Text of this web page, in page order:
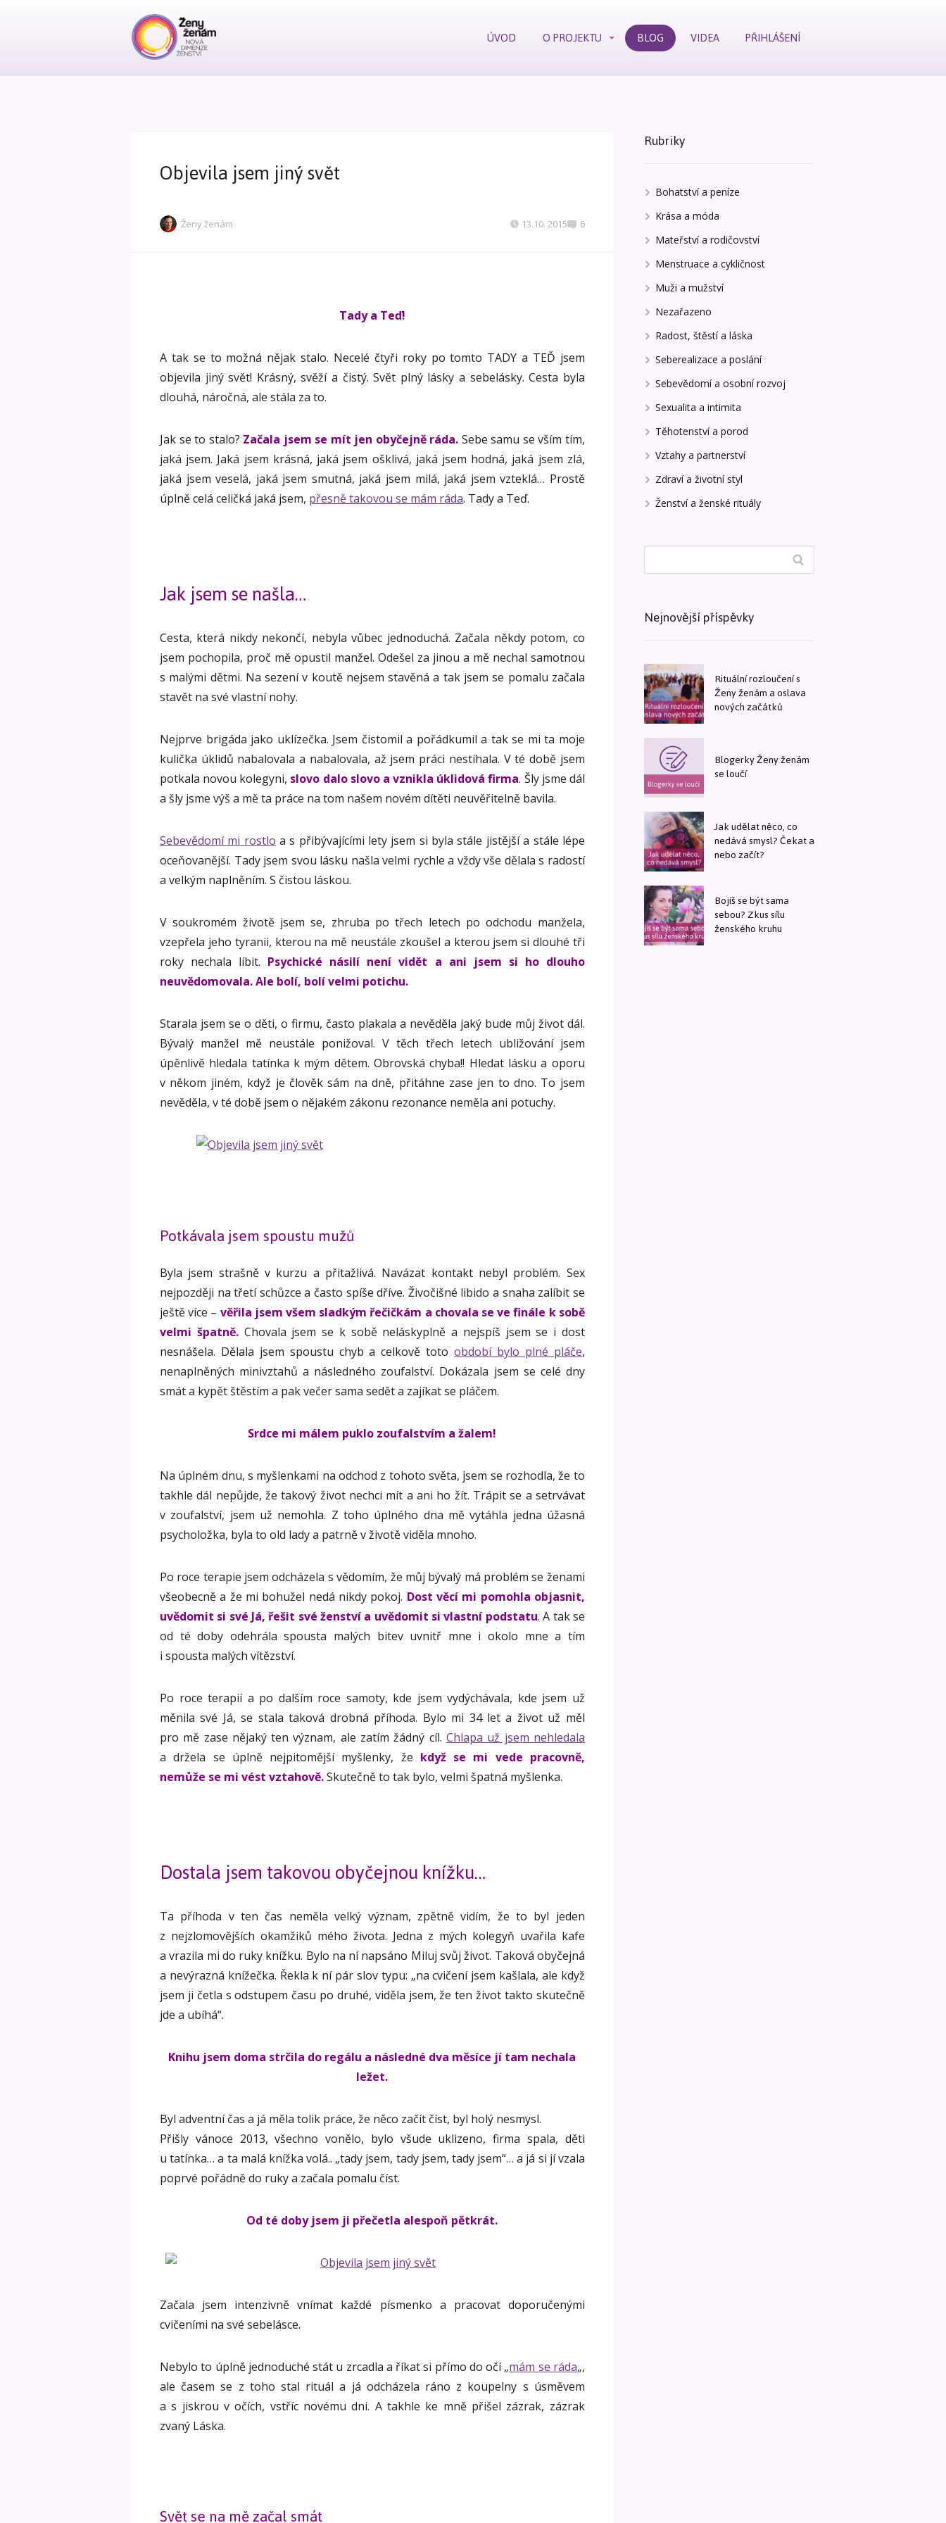
ÚVOD O PROJEKTU BLOG VIDEA PŘIHLÁŠENÍ
Objevila jsem jiný svět
Ženy ženám 13.10. 2015 6
Tady a Teď!
A tak se to možná nějak stalo. Necelé čtyři roky po tomto TADY a TEĎ jsem
objevila jiný svět! Krásný, svěží a čistý. Svět plný lásky a sebelásky. Cesta byla
dlouhá, náročná, ale stála za to.
Jak se to stalo? Začala jsem se mít jen obyčejně ráda. Sebe samu se vším tím,
jaká jsem. Jaká jsem krásná, jaká jsem ošklivá, jaká jsem hodná, jaká jsem zlá,
jaká jsem veselá, jaká jsem smutná, jaká jsem milá, jaká jsem vzteklá… Prostě
úplně celá celičká jaká jsem, přesně takovou se mám ráda. Tady a Teď.
Jak jsem se našla…
Cesta, která nikdy nekončí, nebyla vůbec jednoduchá. Začala někdy potom, co
jsem pochopila, proč mě opustil manžel. Odešel za jinou a mě nechal samotnou
s malými dětmi. Na sezení v koutě nejsem stavěná a tak jsem se pomalu začala
stavět na své vlastní nohy.
Nejprve brigáda jako uklízečka. Jsem čistomil a pořádkumil a tak se mi ta moje
kulička úklidů nabalovala a nabalovala, až jsem práci nestíhala. V té době jsem
potkala novou kolegyni, slovo dalo slovo a vznikla úklidová firma. Šly jsme dál
a šly jsme výš a mě ta práce na tom našem novém dítěti neuvěřitelně bavila.
Sebevědomí mi rostlo a s přibývajícími lety jsem si byla stále jistější a stále lépe
oceňovanější. Tady jsem svou lásku našla velmi rychle a vždy vše dělala s radostí
a velkým naplněním. S čistou láskou.
V soukromém životě jsem se, zhruba po třech letech po odchodu manžela,
vzepřela jeho tyranii, kterou na mě neustále zkoušel a kterou jsem si dlouhé tři
roky nechala líbit. Psychické násilí není vidět a ani jsem si ho dlouho
neuvědomovala. Ale bolí, bolí velmi potichu.
Starala jsem se o děti, o firmu, často plakala a nevěděla jaký bude můj život dál.
Bývalý manžel mě neustále ponižoval. V těch třech letech ubližování jsem
úpěnlivě hledala tatínka k mým dětem. Obrovská chyba!! Hledat lásku a oporu
v někom jiném, když je člověk sám na dně, přitáhne zase jen to dno. To jsem
nevěděla, v té době jsem o nějakém zákonu rezonance neměla ani potuchy.
Potkávala jsem spoustu mužů
Byla jsem strašně v kurzu a přitažlivá. Navázat kontakt nebyl problém. Sex
nejpozději na třetí schůzce a často spíše dříve. Živočišné libido a snaha zalíbit se
ještě více – věřila jsem všem sladkým řečičkám a chovala se ve finále k sobě
velmi špatně.Chovala jsem se k sobě neláskyplně a nejspíš jsem se i dost
nesnášela. Dělala jsem spoustu chyb a celkově totoobdobí bylo plné pláče,
nenaplněných minivztahů a následného zoufalství. Dokázala jsem se celé dny
smát a kypět štěstím a pak večer sama sedět a zajíkat se pláčem.
Srdce mi málem puklo zoufalstvím a žalem!
Na úplném dnu, s myšlenkami na odchod z tohoto světa, jsem se rozhodla, že to
takhle dál nepůjde, že takový život nechci mít a ani ho žít. Trápit se a setrvávat
v zoufalství, jsem už nemohla. Z toho úplného dna mě vytáhla jedna úžasná
psycholožka, byla to old lady a patrně v životě viděla mnoho.
Po roce terapie jsem odcházela s vědomím, že můj bývalý má problém se ženami
všeobecně a že mi bohužel nedá nikdy pokoj. Dost věcí mi pomohla objasnit,
uvědomit si své Já, řešit své ženství a uvědomit si vlastní podstatu. A tak se
od té doby odehrála spousta malých bitev uvnitř mne i okolo mne a tím
i spousta malých vítězství.
Po roce terapií a po dalším roce samoty, kde jsem vydýchávala, kde jsem už
měnila své Já, se stala taková drobná příhoda. Bylo mi 34 let a život už měl
pro mě zase nějaký ten význam, ale zatím žádný cíl. Chlapa už jsem nehledala
a držela se úplně nejpitomější myšlenky, že když se mi vede pracovně,
nemůže se mi vést vztahově.Skutečně to tak bylo, velmi špatná myšlenka.
Dostala jsem takovou obyčejnou knížku…
Ta příhoda v ten čas neměla velký význam, zpětně vidím, že to byl jeden
z nejzlomovějších okamžiků mého života. Jedna z mých kolegyň uvařila kafe
a vrazila mi do ruky knížku. Bylo na ní napsáno Miluj svůj život. Taková obyčejná
a nevýrazná knížečka. Řekla k ní pár slov typu: „na cvičení jsem kašlala, ale když
jsem ji četla s odstupem času po druhé, viděla jsem, že ten život takto skutečně
jde a ubíhá“.
Knihu jsem doma strčila do regálu a následné dva měsíce jí tam nechala
ležet.
Byl adventní čas a já měla tolik práce, že něco začít číst, byl holý nesmysl.
Přišly vánoce 2013, všechno vonělo, bylo všude uklizeno, firma spala, děti
u tatínka… a ta malá knížka volá.. „tady jsem, tady jsem, tady jsem“… a já si jí vzala
poprvé pořádně do ruky a začala pomalu číst.
Od té doby jsem ji přečetla alespoň pětkrát.
Začala jsem intenzivně vnímat každé písmenko a pracovat doporučenými
cvičeními na své sebelásce.
Nebylo to úplně jednoduché stát u zrcadla a říkat si přímo do očí „mám se ráda„,
ale časem se z toho stal rituál a já odcházela ráno z koupelny s úsměvem
a s jiskrou v očích, vstříc novému dni. A takhle ke mně přišel zázrak, zázrak
zvaný Láska.
Svět se na mě začal smát
Rubriky
Bohatství a peníze
Krása a móda
Mateřství a rodičovství
Menstruace a cykličnost
Muži a mužství
Nezařazeno
Radost, štěstí a láska
Seberealizace a poslání
Sebevědomí a osobní rozvoj
Sexualita a intimita
Těhotenství a porod
Vztahy a partnerství
Zdraví a životní styl
Ženství a ženské rituály
Nejnovější příspěvky
Rituální rozloučení s
Ženy ženám a oslava
nových začátků
Blogerky Ženy ženám
se loučí
Jak udělat něco, co
nedává smysl? Čekat a
nebo začít?
Bojíš se být sama
sebou? Zkus sílu
ženského kruhu